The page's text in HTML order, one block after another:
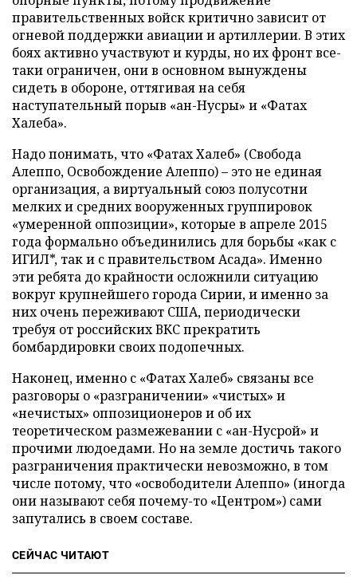
правительственных войск критично зависит от
огневой поддержки авиации и артиллерии. В этих
боях активно участвуют и курды, но их фронт все-
таки ограничен, они в основном вынуждены
сидеть в обороне, оттягивая на себя
наступательный порыв «ан-Нусры» и «Фатах
Халеба».
Надо понимать, что «Фатах Халеб» (Свобода
Алеппо, Освобождение Алеппо) – это не единая
организация, а виртуальный союз полусотни
мелких и средних вооруженных группировок
«умеренной оппозиции», которые в апреле 2015
года формально объединились для борьбы «как с
ИГИЛ*, так и с правительством Асада». Именно
эти ребята до крайности осложнили ситуацию
вокруг крупнейшего города Сирии, и именно за
них очень переживают США, периодически
требуя от российских ВКС прекратить
бомбардировки своих подопечных.
Наконец, именно с «Фатах Халеб» связаны все
разговоры о «разграничении» «чистых» и
«нечистых» оппозиционеров и об их
теоретическом размежевании с «ан-Нусрой» и
прочими людоедами. Но на земле достичь такого
разграничения практически невозможно, в том
числе потому, что «освободители Алеппо» (иногда
они называют себя почему-то «Центром») сами
запутались в своем составе.
СЕЙЧАС ЧИТАЮТ